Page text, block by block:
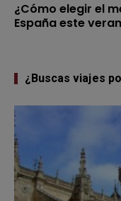
¿Cómo elegir el
España este
¿Buscas viajes